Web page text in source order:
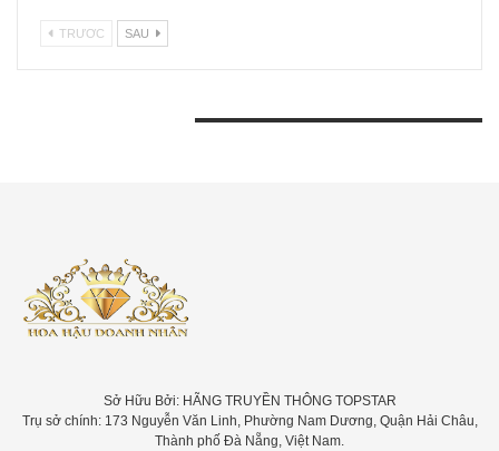
TRƯƠC SAU
Sở Hữu Bởi: HÃNG TRUYỀN THÔNG TOPSTAR
Trụ sở chính: 173 Nguyễn Văn Linh, Phường Nam Dương, Quận Hải Châu,
Thành phố Đà Nẵng, Việt Nam.